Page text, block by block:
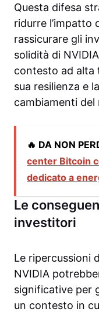
Questa difesa
ridurre l’impatto
rassicurare gli
solidità di
contesto ad alta
sua resilienza e
cambiamenti del
🔥 DA NON
center Bitcoin
dedicato a
Le
investitori
Le ripercussioni
NVIDIA
significative per
un contesto in